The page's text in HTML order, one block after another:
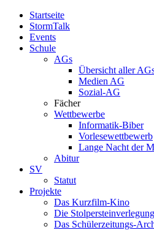
Stormstory
Eure digitale Schülerzeitung
Startseite
StormTalk
Events
Schule
AGs
Übersicht aller
Medien AG
Sozial-AG
Fächer
Wettbewerbe
Informatik-Biber
Vorlesewettbewerb
Lange Nacht der
Abitur
SV
Statut
Projekte
Das Kurzfilm-Kino
Die Stolpersteinverlegung
Das Schülerzeitungs-